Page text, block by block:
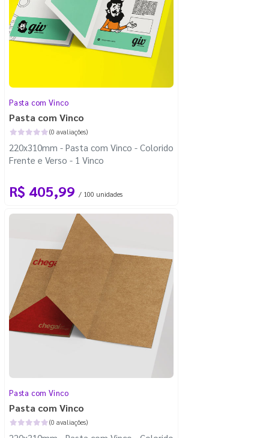
Pasta com Vinco
Pasta com Vinco
(0 avaliações)
220x310mm - Pasta com Vinco - Colorido
Frente e Verso - 1 Vinco
R$ 405,99 / 100 unidades
Pasta com Vinco
Pasta com Vinco
(0 avaliações)